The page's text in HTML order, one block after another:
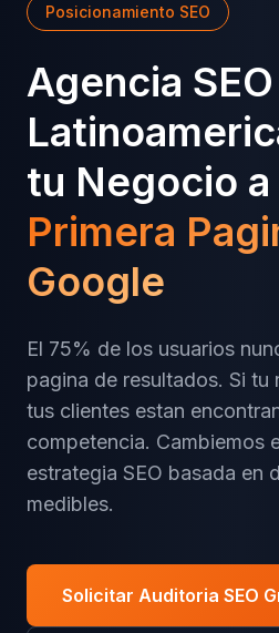
Posicionamiento SEO
Agencia
tu Negocio a
Primera
Google
El 75% de los usuarios
pagina de resultados. Si tu
tus clientes estan
competencia. Cambiemos
estrategia SEO basada en
medibles.
Solicitar Auditoria SEO